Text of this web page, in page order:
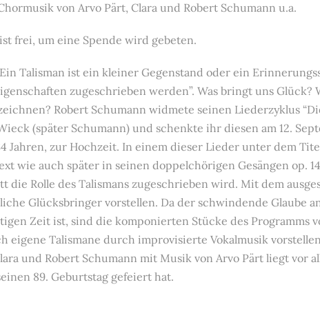
von Arvo Pärt, Clara und Robert Schumann u.a.
frei, um eine Spende wird gebeten.
Talisman ist ein kleiner Gegenstand oder ein
zugeschrieben werden”. Was bringt uns Glück?
Robert Schumann widmete seinen Liederzyklus
(später Schumann) und schenkte ihr diesen am 12.
Jahren, zur Hochzeit. In einem dieser Lieder unter dem
wie auch später in seinen doppelchörigen Gesängen op.
die Rolle des Talismans zugeschrieben wird. Mit dem
Glücksbringer vorstellen. Da der schwindende Glaube
Zeit ist, sind die komponierten Stücke des Programms
eigene Talismane durch improvisierte Vokalmusik
und Robert Schumann mit Musik von Arvo Pärt liegt vor
89. Geburtstag gefeiert hat.